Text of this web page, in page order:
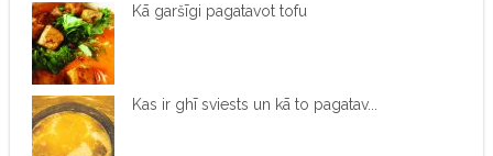
Kā garšīgi pagatavot tofu
Kas ir ghī sviests un kā to pagatav...